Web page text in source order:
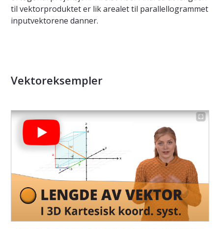
til vektorproduktet er lik arealet til parallellogrammet
inputvektorene danner.
Vektoreksempler